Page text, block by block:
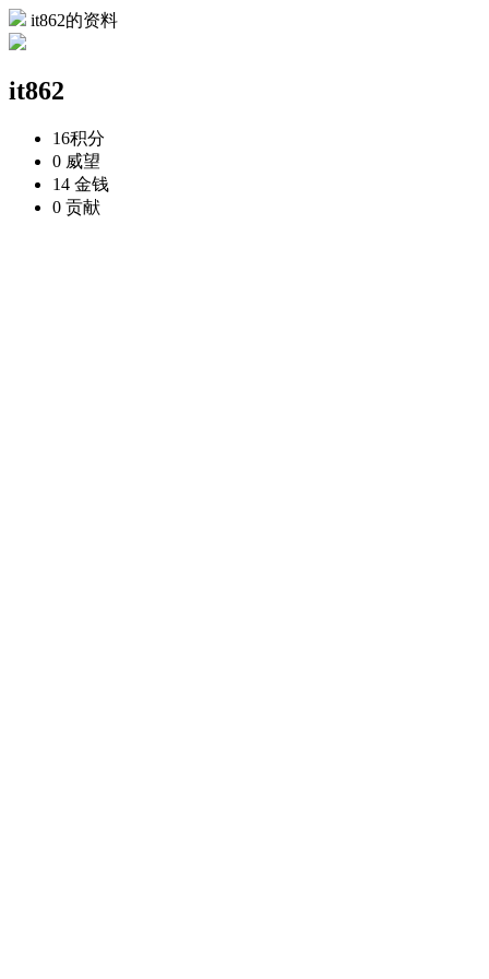
it862的资料
it862
16积分
0 威望
14 金钱
0 贡献